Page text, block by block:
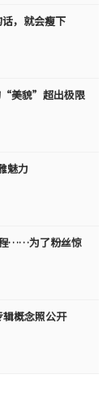
话，就会瘦下
美貌”超出极限
魅力
程……为了粉丝惊
概念照公开